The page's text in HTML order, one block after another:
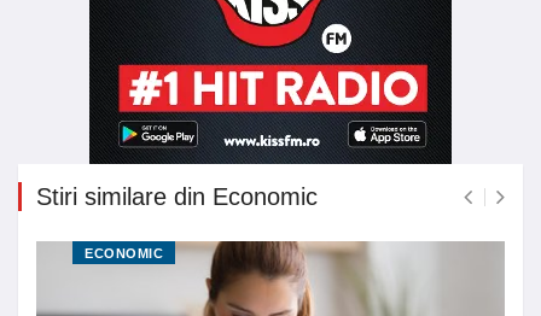
Stiri similare din Economic
ECONOMIC